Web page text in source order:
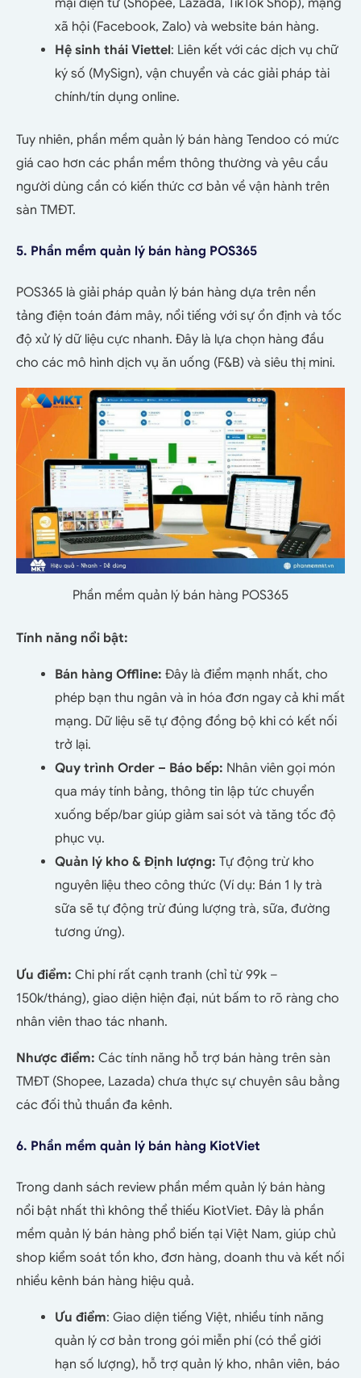
mại điện tử (Shopee, Lazada, TikTok Shop), mạng
xã hội (Facebook, Zalo) và website bán hàng.
Hệ sinh thái Viettel: Liên kết với các dịch vụ chữ
ký số (MySign), vận chuyển và các giải pháp tài
chính/tín dụng online.
Tuy nhiên, phần mềm quản lý bán hàng Tendoo có mức
giá cao hơn các phần mềm thông thường và yêu cầu
người dùng cần có kiến thức cơ bản về vận hành trên
sàn TMĐT.
5. Phần mềm quản lý bán hàng POS365
POS365 là giải pháp quản lý bán hàng dựa trên nền
tảng điện toán đám mây, nổi tiếng với sự ổn định và tốc
độ xử lý dữ liệu cực nhanh. Đây là lựa chọn hàng đầu
cho các mô hình dịch vụ ăn uống (F&B) và siêu thị mini.
Phần mềm quản lý bán hàng POS365
Tính năng nổi bật:
Bán hàng Offline: Đây là điểm mạnh nhất, cho
phép bạn thu ngân và in hóa đơn ngay cả khi mất
mạng. Dữ liệu sẽ tự động đồng bộ khi có kết nối
trở lại.
Quy trình Order – Báo bếp: Nhân viên gọi món
qua máy tính bảng, thông tin lập tức chuyển
xuống bếp/bar giúp giảm sai sót và tăng tốc độ
phục vụ.
Quản lý kho & Định lượng: Tự động trừ kho
nguyên liệu theo công thức (Ví dụ: Bán 1 ly trà
sữa sẽ tự động trừ đúng lượng trà, sữa, đường
tương ứng).
Ưu điểm: Chi phí rất cạnh tranh (chỉ từ 99k –
150k/tháng), giao diện hiện đại, nút bấm to rõ ràng cho
nhân viên thao tác nhanh.
Nhược điểm: Các tính năng hỗ trợ bán hàng trên sàn
TMĐT (Shopee, Lazada) chưa thực sự chuyên sâu bằng
các đối thủ thuần đa kênh.
6. Phần mềm quản lý bán hàng KiotViet
Trong danh sách review phần mềm quản lý bán hàng
nổi bật nhất thì không thể thiếu KiotViet. Đây là phần
mềm quản lý bán hàng phổ biến tại Việt Nam, giúp chủ
shop kiểm soát tồn kho, đơn hàng, doanh thu và kết nối
nhiều kênh bán hàng hiệu quả.
Ưu điểm: Giao diện tiếng Việt, nhiều tính năng
quản lý cơ bản trong gói miễn phí (có thể giới
hạn số lượng), hỗ trợ quản lý kho, nhân viên, báo